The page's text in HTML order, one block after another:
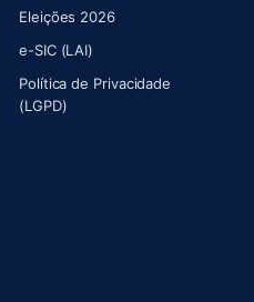
Eleições 2026
e-SIC (LAI)
Política de Privacidade
(LGPD)